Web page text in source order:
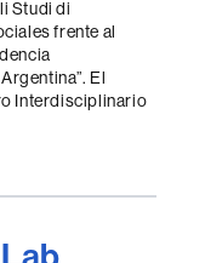
Studi di
frente al
El
Interdisciplinario